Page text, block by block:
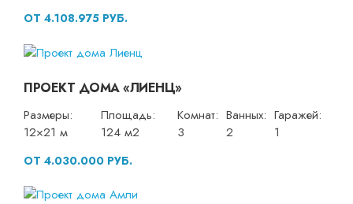
ОТ 4.108.975 РУБ.
ПРОЕКТ ДОМА «ЛИЕНЦ»
Размеры:
12×21 м
Площадь:
124 м2
Комнат:
3
Ванных:
2
Гаражей:
1
ОТ 4.030.000 РУБ.